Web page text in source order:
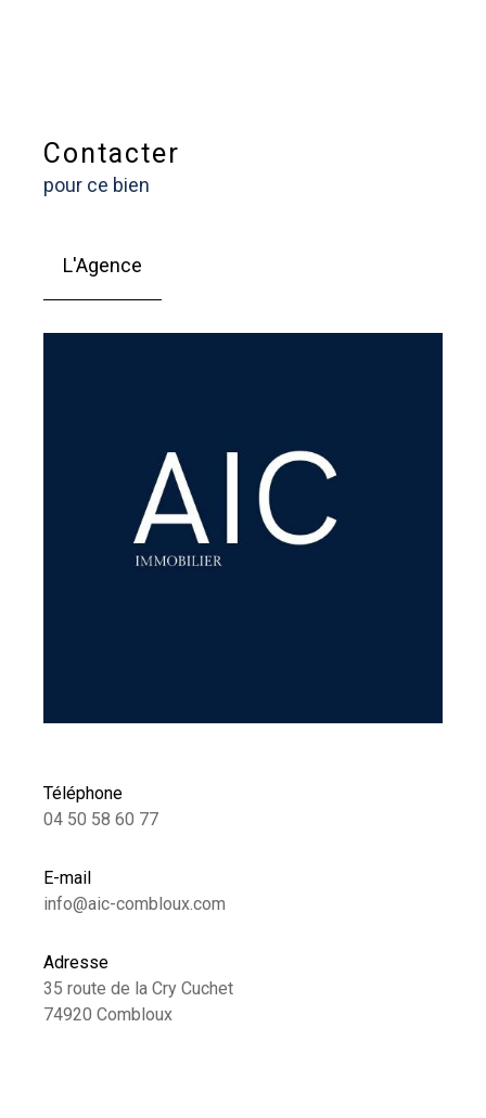
Contacter
pour ce bien
L'Agence
Téléphone
04 50 58 60 77
E-mail
info@aic-combloux.com
Adresse
35 route de la Cry Cuchet
74920 Combloux